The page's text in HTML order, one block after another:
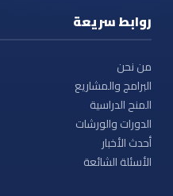
روابط سريعة
من نحن
البرامج والمشاريع
المنح الدراسية
الدورات والورشات
أحدث الأخبار
الأسئلة الشائعة